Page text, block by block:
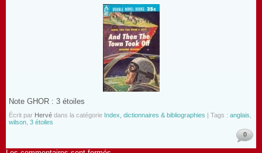
Note GHOR : 3 étoiles
Écrit par Hervé dans la catégorie Index, dictionnaires & bibliographies | Tags : anglais
wilson 3 étoiles
0